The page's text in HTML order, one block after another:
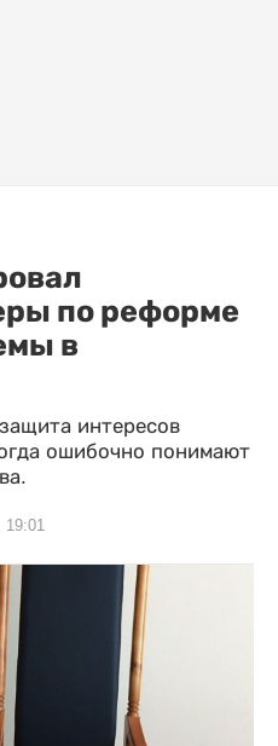
по реформе
в
интересов
ошибочно понимают
19:01